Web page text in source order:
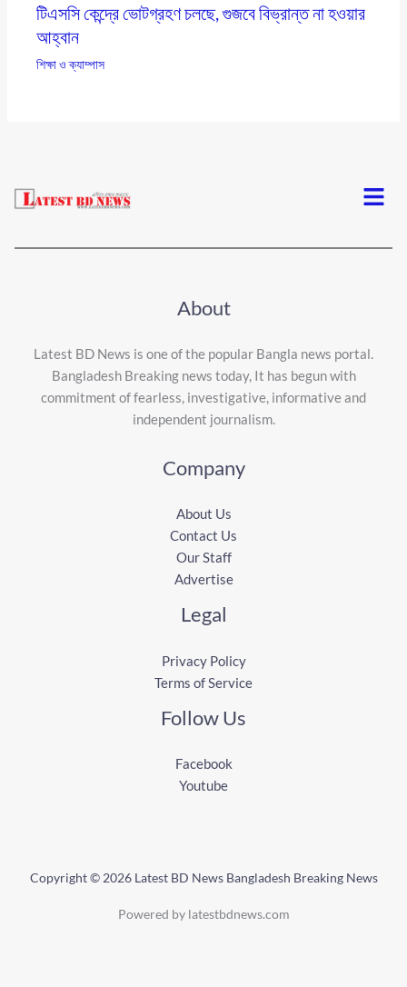
টিএসসি কেন্দ্রে ভোটগ্রহণ চলছে, গুজবে বিভ্রান্ত না হওয়ার
আহ্বান
শিক্ষা ও ক্যাম্পাস
Menu
About
Latest BD News is one of the popular Bangla news portal.
Bangladesh Breaking news today, It has begun with
commitment of fearless, investigative, informative and
independent journalism.
Company
About Us
Contact Us
Our Staff
Advertise
Legal
Privacy Policy
Terms of Service
Follow Us
Facebook
Youtube
Copyright © 2026 Latest BD News Bangladesh Breaking News
Powered by latestbdnews.com